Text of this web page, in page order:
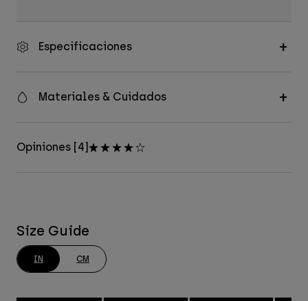
Especificaciones
Materiales & Cuidados
Opiniones [4]
Size Guide
IN CM